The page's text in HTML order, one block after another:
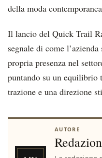
della moda
Il lancio del Quick Trail
segnale di come
propria presenza nel
puntando su un equilibrio
trazione e una direzione
AUTORE